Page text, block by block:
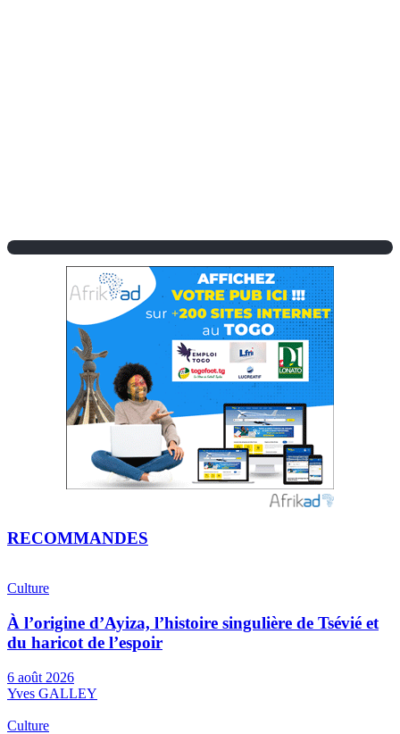
RECOMMANDES
Culture
À l’origine d’Ayiza, l’histoire singulière de Tsévié et
du haricot de l’espoir
6 août 2026
Yves GALLEY
Culture